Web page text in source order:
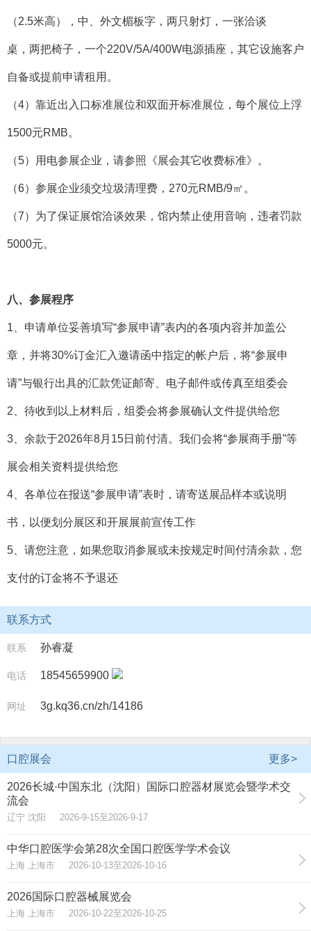
（2.5米高），中、外文楣板字，两只射灯，一张洽谈
桌，两把椅子，一个220V/5A/400W电源插座，其它设施客户
自备或提前申请租用。
（4）靠近出入口标准展位和双面开标准展位，每个展位上浮
1500元RMB。
（5）用电参展企业，请参照《展会其它收费标准》。
（6）参展企业须交垃圾清理费，270元RMB/9㎡。
（7）为了保证展馆洽谈效果，馆内禁止使用音响，违者罚款
5000元。
八、参展程序
1、申请单位妥善填写“参展申请”表内的各项内容并加盖公
章，并将30%订金汇入邀请函中指定的帐户后，将“参展申
请”与银行出具的汇款凭证邮寄、电子邮件或传真至组委会
2、待收到以上材料后，组委会将参展确认文件提供给您
3、余款于2026年8月15日前付清。我们会将“参展商手册”等
展会相关资料提供给您
4、各单位在报送“参展申请”表时，请寄送展品样本或说明
书，以便划分展区和开展展前宣传工作
5、请您注意，如果您取消参展或未按规定时间付清余款，您
支付的订金将不予退还
联系方式
联系 孙睿凝
电话 18545659900
网址 3g.kq36.cn/zh/14186
口腔展会 更多>
2026长城·中国东北（沈阳）国际口腔器材展览会暨学术交
流会
辽宁 沈阳 2026-9-15至2026-9-17
中华口腔医学会第28次全国口腔医学学术会议
上海 上海市 2026-10-13至2026-10-16
2026国际口腔器械展览会
上海 上海市 2026-10-22至2026-10-25